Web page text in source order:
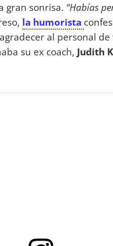
gran sonrisa. “Habías
la humorista
al personal
su ex coach, Judith